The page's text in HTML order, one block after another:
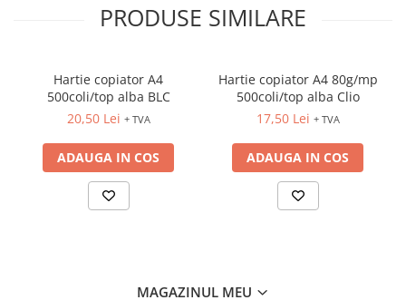
TABLE MOBILE
TABLE DE CONFERINTA
ECRANE DE PROTECTIE SI
ACCESORII PENTRU TABLE SI
PRODUCTIE PUBLICITARA/AGENDE
PRODUSE SIMILARE
Hartie copiator A4
500coli/top alba BLC
20,50 Lei + TVA
ADAUGA IN COS
Hartie copiator A4 80g/mp
500coli/top alba Clio
17,50 Lei + TVA
ADAUGA IN COS
MAGAZINUL MEU